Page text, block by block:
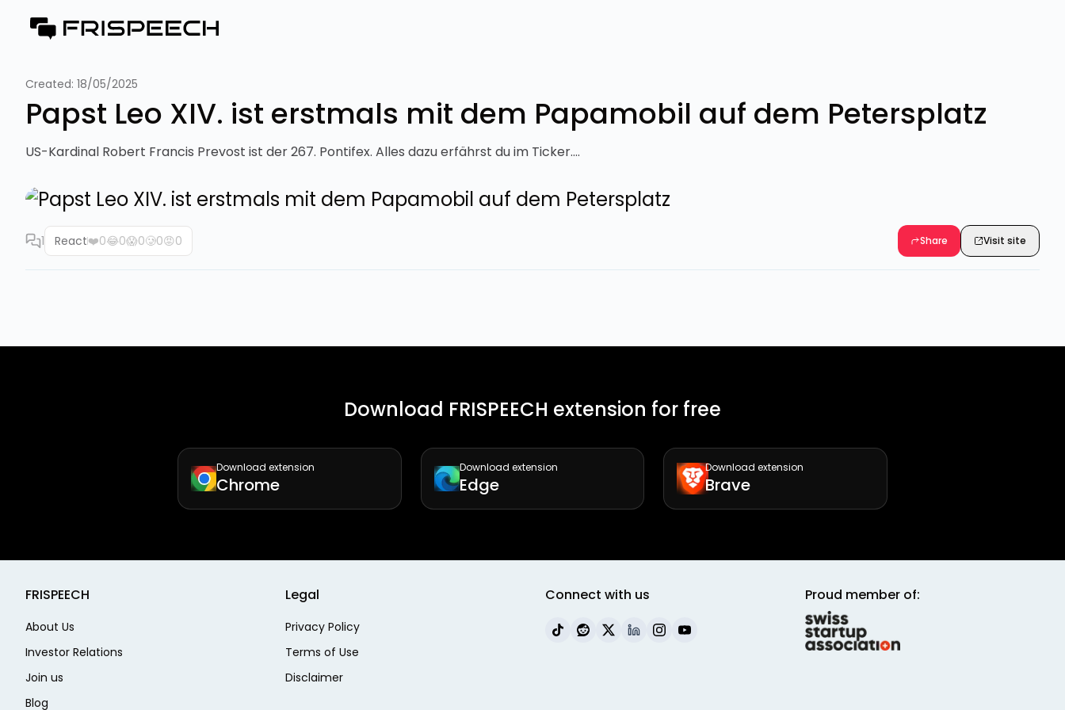
Created: 18/05/2025
Papst Leo XIV. ist erstmals mit dem Papamobil auf dem Petersplatz
US-Kardinal Robert Francis Prevost ist der 267. Pontifex. Alles dazu erfährst du im Ticker....
1 React❤️0😂0😱0🥲0😡0 Share Visit site
Download FRISPEECH extension for free
Download extension
Chrome
Download extension
Edge
Download extension
Brave
FRISPEECH
About Us
Investor Relations
Join us
Blog
Legal
Privacy Policy
Terms of Use
Disclaimer
Connect with us Proud member of: